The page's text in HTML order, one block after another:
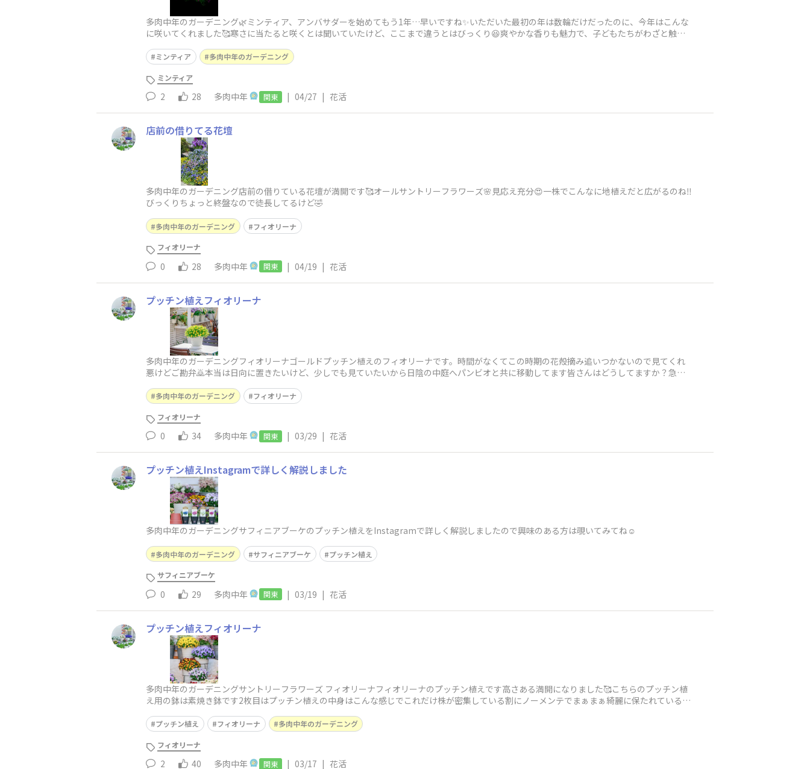
多肉中年のガーデニング🌿ミンティア、アンバサダーを始めてもう1年…早いですね✨いただいた最初の年は数輪だけだったのに、今年はこんな
に咲いてくれました🥰寒さに当たると咲くとは聞いていたけど、ここまで違うとはびっくり😆爽やかな香りも魅力で、子どもたちがわざと触っ
ミンティア 多肉中年のガーデニング
ミンティア
2 28 多肉中年 関東 | 04/27 | 花活
店前の借りてる花壇
多肉中年のガーデニング店前の借りている花壇が満開です🥰オールサントリーフラワーズ🌸見応え充分😍一株でこんなに地植えだと広がるのね‼️
びっくりちょっと終盤なので徒長してるけど🤣
多肉中年のガーデニング フィオリーナ
フィオリーナ
0 28 多肉中年 関東 | 04/19 | 花活
プッチン植えフィオリーナ
多肉中年のガーデニングフィオリーナゴールドプッチン植えのフィオリーナです。時間がなくてこの時期の花殻摘み追いつかないので見てくれ
悪けどご勘弁🙇本当は日向に置きたいけど、少しでも見ていたいから日陰の中庭へパンビオと共に移動してます皆さんはどうしてますか？急に
多肉中年のガーデニング フィオリーナ
フィオリーナ
0 34 多肉中年 関東 | 03/29 | 花活
プッチン植えInstagramで詳しく解説しました
多肉中年のガーデニングサフィニアブーケのプッチン植えをInstagramで詳しく解説しましたので興味のある方は覗いてみてね☺️
多肉中年のガーデニング サフィニアブーケ プッチン植え
サフィニアブーケ
0 29 多肉中年 関東 | 03/19 | 花活
プッチン植えフィオリーナ
多肉中年のガーデニングサントリーフラワーズ フィオリーナフィオリーナのプッチン植えです高さある満開になりました🥰こちらのプッチン植
え用の鉢は素焼き鉢です2枚目はプッチン植えの中身はこんな感じでこれだけ株が密集している割にノーメンテでまぁまぁ綺麗に保たれているの
プッチン植え フィオリーナ 多肉中年のガーデニング
フィオリーナ
2 40 多肉中年 関東 | 03/17 | 花活